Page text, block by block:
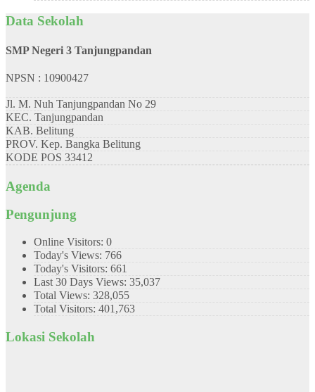
Data Sekolah
SMP Negeri 3 Tanjungpandan
NPSN : 10900427
Jl. M. Nuh Tanjungpandan No 29
KEC. Tanjungpandan
KAB. Belitung
PROV. Kep. Bangka Belitung
KODE POS 33412
Agenda
Pengunjung
Online Visitors: 0
Today's Views: 766
Today's Visitors: 661
Last 30 Days Views: 35,037
Total Views: 328,055
Total Visitors: 401,763
Lokasi Sekolah